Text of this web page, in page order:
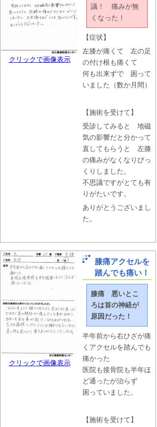
クリックで画像表示
議！ 痛みが無
くなった！
【症状】
左膝が痛くて 左の足
の付け根も痛くて
何も出来ずで 困って
いました（数か月間）
【施術を受けて】
受診してみると 地磁
気の影響だと分かって
直してもらうと 左膝
の痛みがなくなりびっ
くりしました。
不思議ですがとても有
りがたいです。
ありがとうございまし
た。
クリックで画像表示
膝痛アクセルを
踏んでも痛い！
膝痛
悪いとこ
ろは首の神経が
原因だった！
半年前から右ひざが痛
くアクセルを踏んでも
痛かった
医院も接骨院も半年ほ
ど通ったが治らず
困っていました。
【施術を受けて】